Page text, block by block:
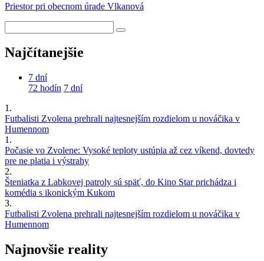
Priestor pri obecnom úrade Vlkanová
Najčítanejšie
7 dní
72 hodín 7 dní
1.
Futbalisti Zvolena prehrali najtesnejším rozdielom u nováčika v
Humennom
1.
Počasie vo Zvolene: Vysoké teploty ustúpia až cez víkend, dovtedy
pre ne platia i výstrahy
2.
Šteniatka z Labkovej patroly sú späť, do Kino Star prichádza i
komédia s ikonickým Kukom
3.
Futbalisti Zvolena prehrali najtesnejším rozdielom u nováčika v
Humennom
Najnovšie reality